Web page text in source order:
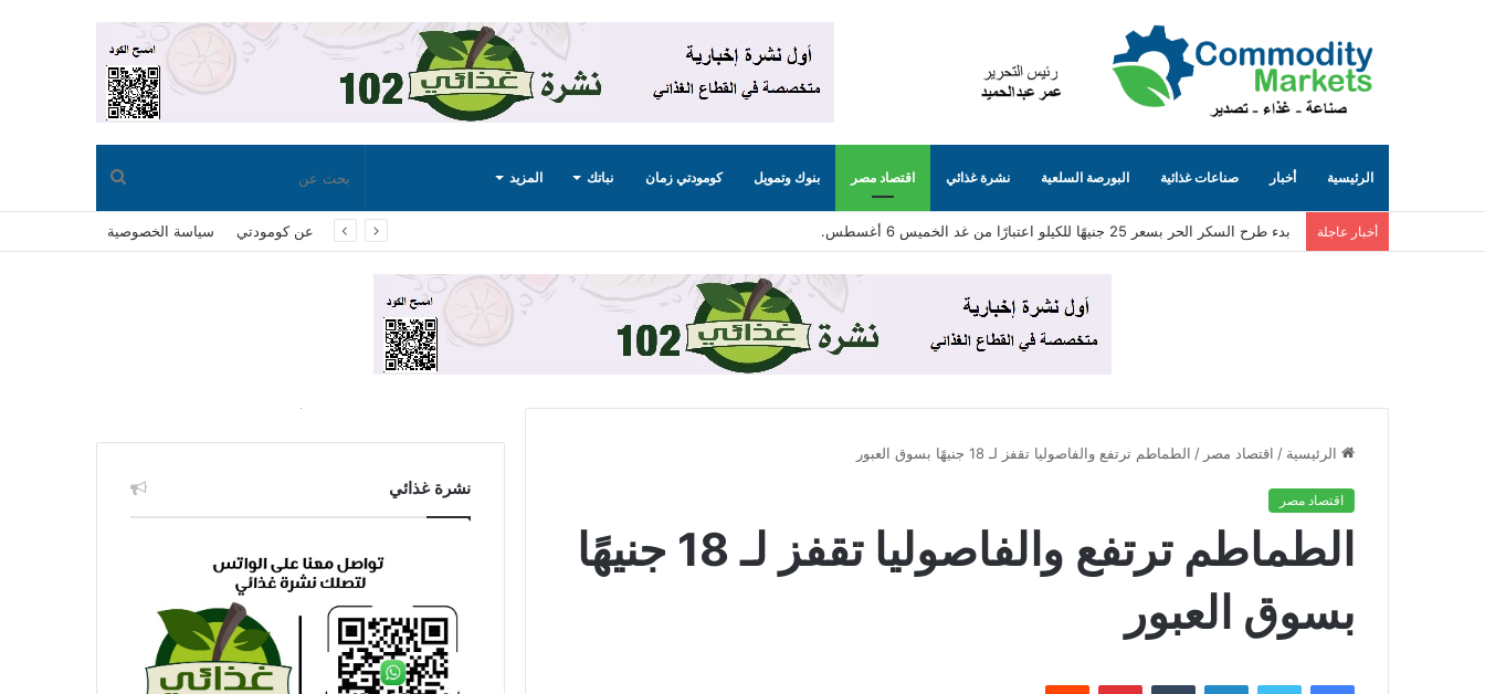
الرئيسية أخبار صناعات غذائية البورصة السلعية نشرة غذائي اقتصاد مصر بنوك وتمويل كومودتي زمان نباتك المزيد بحث
عن
أخبار عاجلة فتح أسواق جديدة لـ الثوم المصري باليابان ودول الخليج لامتصاص فائض الإنتاج .. تفاصيل عن كومودتي سياسة الخصوصية
الرئيسية / اقتصاد مصر / الطماطم ترتفع والفاصوليا تقفز لـ 18 جنيهًا بسوق العبور
اقتصاد مصر
الطماطم ترتفع والفاصوليا تقفز لـ 18 جنيهًا
بسوق العبور
فيسبوك تويتر لينكدإن بينتيريست
نشرة غذائي